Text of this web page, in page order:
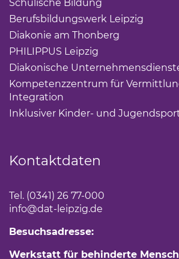
Schulische Bildung
Berufsbildungswerk Leipzig
Diakonie am Thonberg
PHILIPPUS Leipzig
Diakonische
Kompetenzzentrum für
Integration
Inklusiver Kinder- und
Kontaktdaten
Tel. (0341) 26 77-000
info@dat-leipzig.de
Besuchsadresse:
Werkstatt für behinderte